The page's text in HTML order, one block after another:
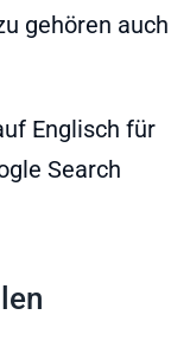
gehören auch
Englisch für
Search